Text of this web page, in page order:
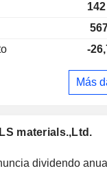
materials.,Ltd.
dividendo anual
-
Más